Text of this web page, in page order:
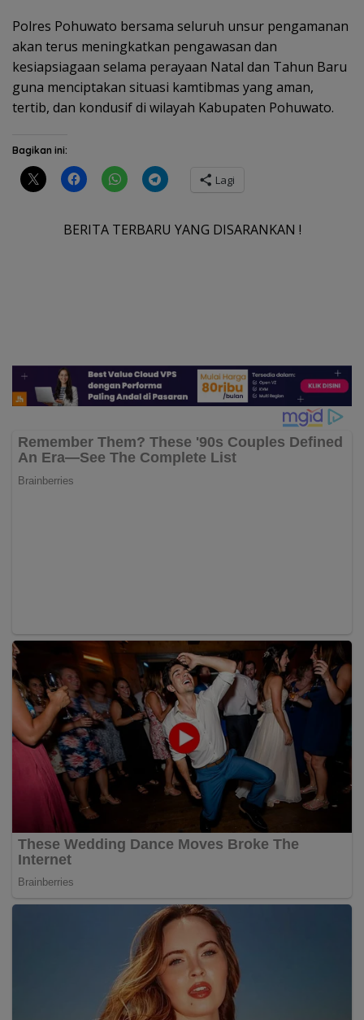
Polres Pohuwato bersama seluruh unsur pengamanan
akan terus meningkatkan pengawasan dan
kesiapsiagaan selama perayaan Natal dan Tahun Baru
guna menciptakan situasi kamtibmas yang aman,
tertib, dan kondusif di wilayah Kabupaten Pohuwato.
Bagikan ini:
Lagi
BERITA TERBARU YANG DISARANKAN !